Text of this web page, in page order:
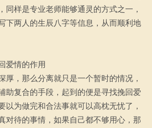
同样是专业老师能够通灵的方式之一，
下两人的生辰八字等信息，从而顺利地
爱情的作用
厚，那么分离就只是一个暂时的情况，
助复合的手段，起到的便是寻找挽回爱
以为做完和合法事就可以高枕无忧了，
对待的事情，如果自己都不够用心，那